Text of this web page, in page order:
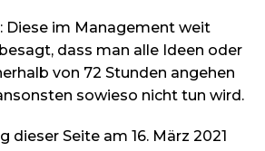
Diese im Management weit
dass man alle Ideen oder
von 72 Stunden angehen
sowieso nicht tun wird.
dieser Seite am 16. März 2021